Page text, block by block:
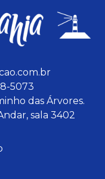
5073
das Árvores.
sala 3402